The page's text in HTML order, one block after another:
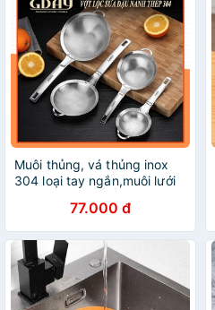
Muôi thủng, vá thủng inox
304 loại tay ngắn,muôi lưới
77.000 đ